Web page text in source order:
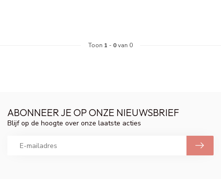
Toon 1 - 0van 0
ABONNEER JE OP ONZE NIEUWSBRIEF
Blijf op de hoogte over onze laatste acties